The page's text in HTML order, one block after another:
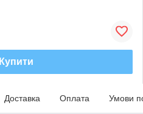
Купити
Доставка Оплата Умови